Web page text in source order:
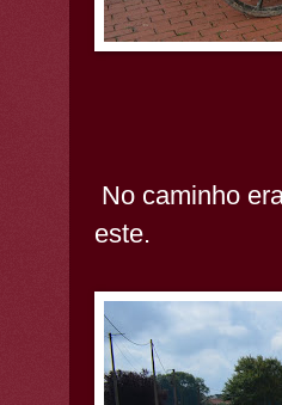
No caminho
este.